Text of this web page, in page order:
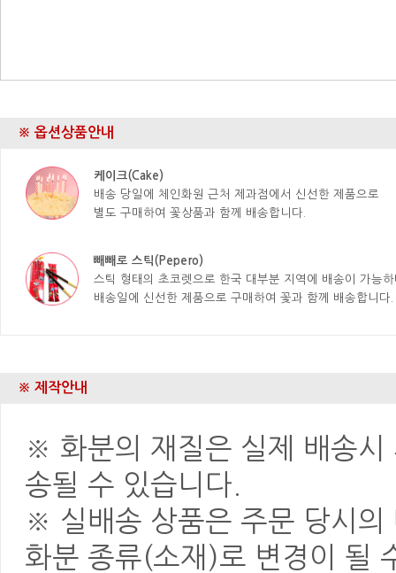
※ 옵션상품안내
케이크(Cake)
배송 당일에 체인화원 근처 제과점에서 신선한 제품으로
별도 구매하여 꽃상품과 함께 배송합니다.
빼빼로 스틱(Pepero)
스틱 형태의 초코렛으로 한국 대부분 지역에 배송이 가능
배송일에 신선한 제품으로 구매하여 꽃과 함께 배송합니다.
※ 제작안내
※ 화분의 재질은 실제 배송시
송될 수 있습니다.
※ 실배송 상품은 주문 당시의
화분 종류(소재)로 변경이 될